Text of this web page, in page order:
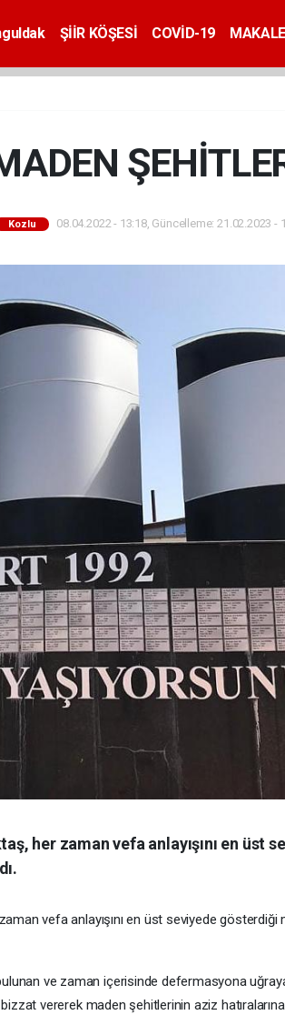
ŞİİR KÖŞESİ COVİD-19
Kozlu 08.04.2022 - 13:18, Güncelleme: 21.02.2023 -
her zaman vefa anlayışını en üst
vefa anlayışını en üst seviyede
ve zaman içerisinde defermasyona
bizzat vererek maden şehitlerinin aziz